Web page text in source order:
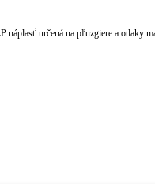
určená na pľuzgiere a otlaky